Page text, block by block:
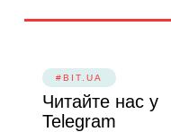
#BIT.UA
Читайте нас у
Telegram